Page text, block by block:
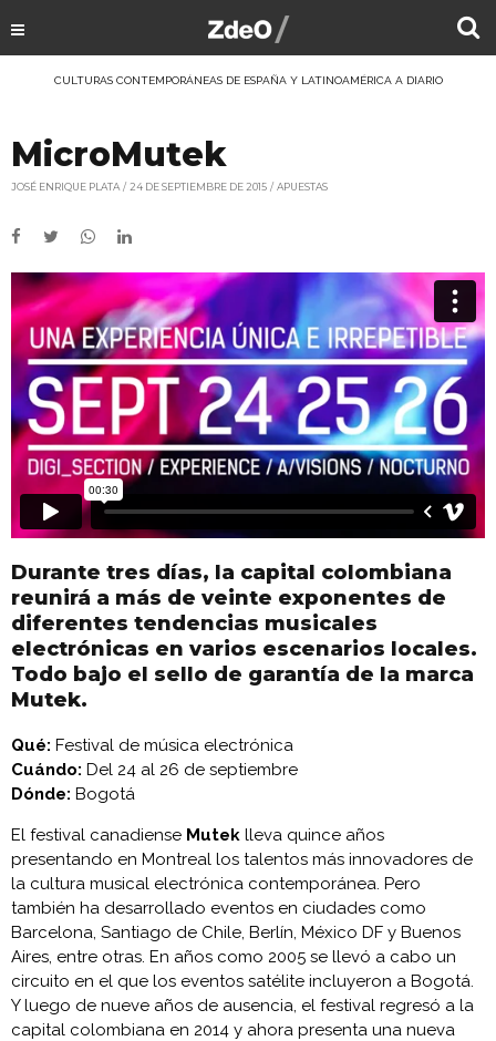
CULTURAS CONTEMPORÁNEAS DE ESPAÑA Y LATINOAMÉRICA A DIARIO
MicroMutek
JOSÉ ENRIQUE PLATA 24 DE SEPTIEMBRE DE 2015 APUESTAS
Durante tres días, la capital colombiana
reunirá a más de veinte exponentes de
diferentes tendencias musicales
electrónicas en varios escenarios locales.
Todo bajo el sello de garantía de la marca
Mutek.
Qué: Festival de música electrónica
Cuándo: Del 24 al 26 de septiembre
Dónde: Bogotá
El festival canadiense Mutek lleva quince años
presentando en Montreal los talentos más innovadores de
la cultura musical electrónica contemporánea. Pero
también ha desarrollado eventos en ciudades como
Barcelona, Santiago de Chile, Berlín, México DF y Buenos
Aires, entre otras. En años como 2005 se llevó a cabo un
circuito en el que los eventos satélite incluyeron a Bogotá.
Y luego de nueve años de ausencia, el festival regresó a la
capital colombiana en 2014 y ahora presenta una nueva